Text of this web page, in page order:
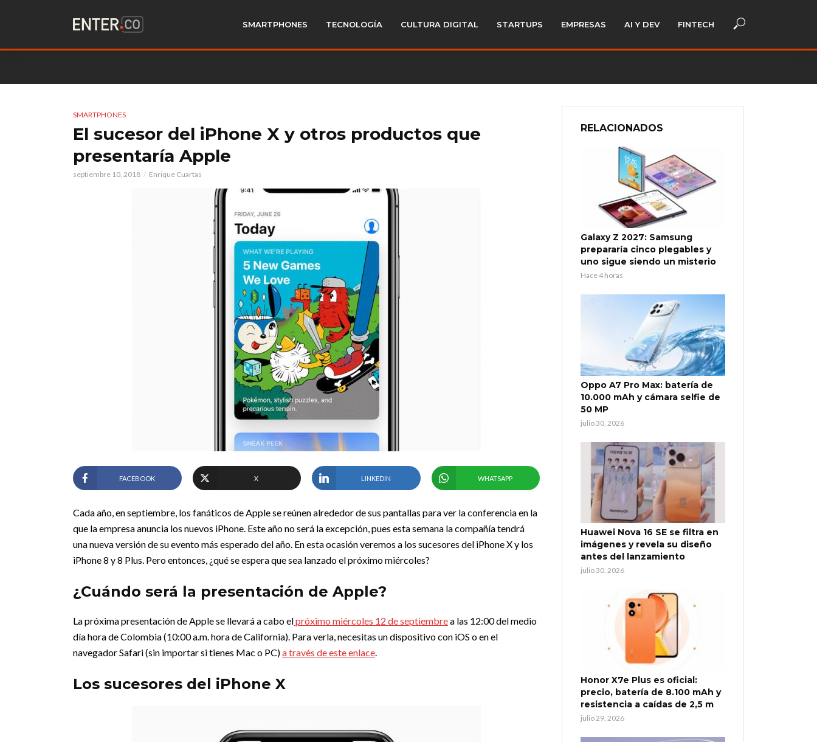
SMARTPHONES TECNOLOGÍA CULTURA DIGITAL STARTUPS EMPRESAS AI Y DEV FINTECH
SMARTPHONES
El sucesor del iPhone X y otros productos que
presentaría Apple
septiembre 10, 2018 Enrique Cuartas
FACEBOOK X LINKEDIN WHATSAPP
Cada año, en septiembre, los fanáticos de Apple se reúnen alrededor de sus pantallas para ver la conferencia en la
que la empresa anuncia los nuevos iPhone. Este año no será la excepción, pues esta semana la compañía tendrá
una nueva versión de su evento más esperado del año. En esta ocasión veremos a los sucesores del iPhone X y los
iPhone 8 y 8 Plus. Pero entonces, ¿qué se espera que sea lanzado el próximo miércoles?
¿Cuándo será la presentación de Apple?
La próxima presentación de Apple se llevará a cabo elpróximo miércoles 12 de septiembrea las 12:00 del medio
día hora de Colombia (10:00 a.m. hora de California). Para verla, necesitas un dispositivo con iOS o en el
navegador Safari (sin importar si tienes Mac o PC)a través de este enlace.
Los sucesores del iPhone X
RELACIONADOS
Galaxy Z 2027: Samsung
prepararía cinco plegables y
uno sigue siendo un misterio
Hace 4 horas
Oppo A7 Pro Max: batería de
10.000 mAh y cámara selfie de
50 MP
julio 30, 2026
Huawei Nova 16 SE se filtra en
imágenes y revela su diseño
antes del lanzamiento
julio 30, 2026
Honor X7e Plus es oficial:
precio, batería de 8.100 mAh y
resistencia a caídas de 2,5 m
julio 29, 2026